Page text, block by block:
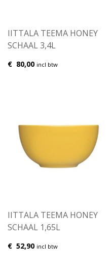
IITTALA TEEMA HONEY
SCHAAL 3,4L
€ 80,00 incl btw
IITTALA TEEMA HONEY
SCHAAL 1,65L
€ 52,90 incl btw